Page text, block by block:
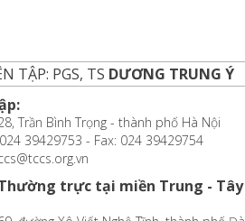
TẬP: PGS, TS DƯƠNG TRUNG Ý
Trần Bình Trọng - thành phố Hà Nội
39429753 - Fax: 024 39429754
trực tại miền Trung - Tây